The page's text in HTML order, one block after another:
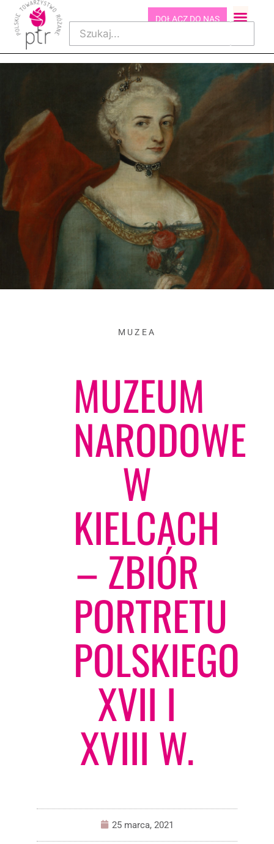
DOŁĄCZ DO NAS
MUZEA
MUZEUM
NARODOWE
W
KIELCACH
– ZBIÓR
PORTRETU
POLSKIEGO
XVII I
XVIII W.
25 marca, 2021